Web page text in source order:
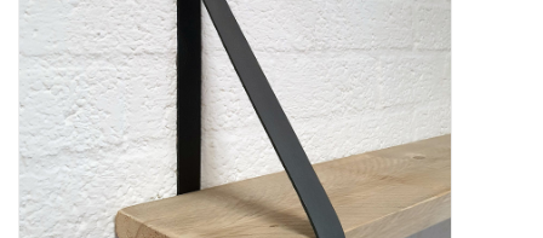
Kleur monster
Leren plankendragers